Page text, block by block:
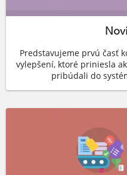
Predstavujeme prvú časť
vylepšení, ktoré priniesla
pribúdali do